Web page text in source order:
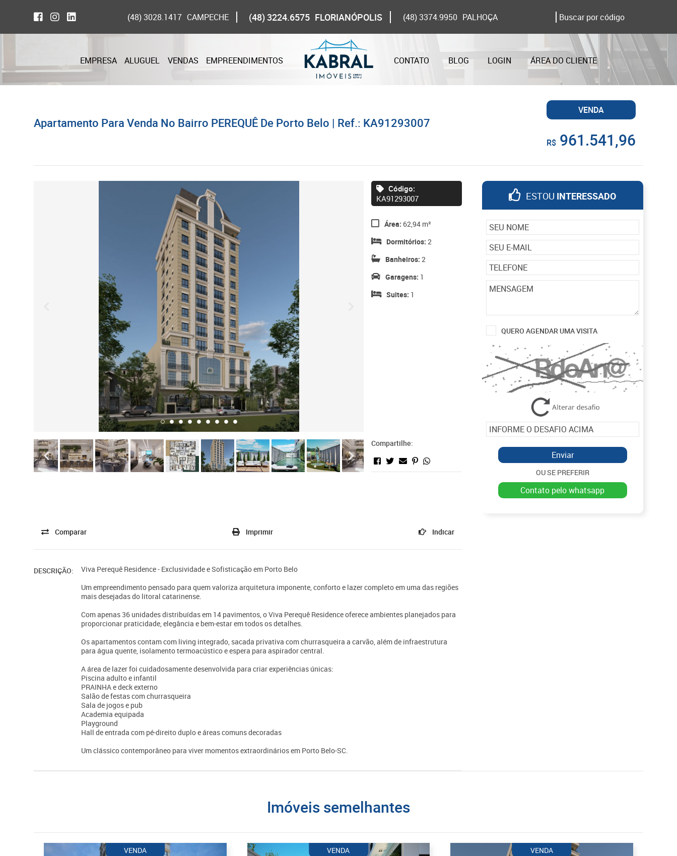
(48) 3028.1417 CAMPECHE (48) 3224.6575 FLORIANÓPOLIS (48) 3374.9950 PALHOÇA
EMPRESA ALUGUEL VENDAS EMPREENDIMENTOS CONTATO BLOG LOGIN ÁREA DO CLIENTE
Apartamento Para Venda No Bairro PEREQUÊ De Porto Belo | Ref.: KA91293007
VENDA
R$961.541,96
ESTOU INTERESSADO
QUERO AGENDAR UMA VISITA
Enviar
OU SE PREFERIR
contato pelo whatsapp
Código:
KA91293007
Área: 62,94 m²
Dormitórios: 2
Banheiros: 2
Garagens: 1
Suites: 1
Compartilhe:
Comparar Imprimir Indicar
DESCRIÇÃO:
Viva Perequê Residence - Exclusividade e Sofisticação em Porto Belo
Um empreendimento pensado para quem valoriza arquitetura imponente, conforto e lazer completo em uma das regiões
mais desejadas do litoral catarinense.
Com apenas 36 unidades distribuídas em 14 pavimentos, o Viva Perequê Residence oferece ambientes planejados para
proporcionar praticidade, elegância e bem-estar em todos os detalhes.
Os apartamentos contam com living integrado, sacada privativa com churrasqueira a carvão, além de infraestrutura
para água quente, isolamento termoacústico e espera para aspirador central.
A área de lazer foi cuidadosamente desenvolvida para criar experiências únicas:
Piscina adulto e infantil
PRAINHA e deck externo
Salão de festas com churrasqueira
Sala de jogos e pub
Academia equipada
Playground
Hall de entrada com pé-direito duplo e áreas comuns decoradas
Um clássico contemporâneo para viver momentos extraordinários em Porto Belo-SC.
imóveis semelhantes
VENDA VENDA VENDA